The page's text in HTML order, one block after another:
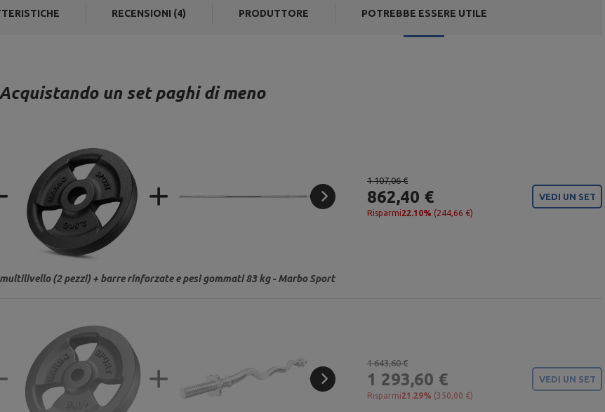
RECENSIONI (4) PRODUTTORE POTREBBE ESSERE UTILE
Acquistando un set paghi di meno
1 107,06 €
862,40 €
Risparmi22.10% (244,66 €)
VEDI UN SET
(2 pezzi) + barre rinforzate e pesi gommati 83 kg - Marbo Sport
1 643,60 €
1 293,60 €
Risparmi21.29% (350,00 €)
VEDI UN SET